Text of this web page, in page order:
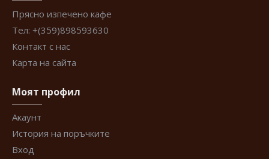
Прясно изпечено кафе
Тел: +(359)898593630
Контакт с нас
Карта на сайта
Моят профил
Акаунт
История на поръчките
Вход